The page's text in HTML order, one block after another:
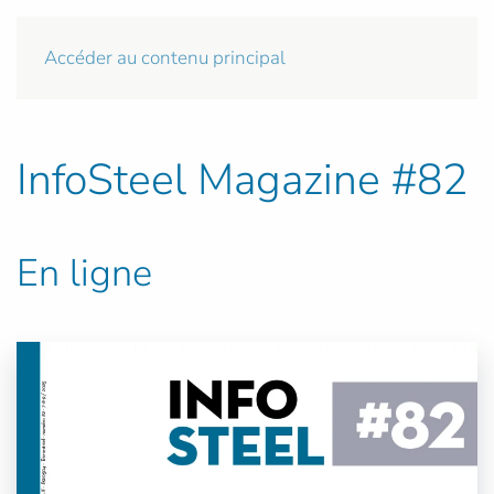
Accéder au contenu principal
InfoSteel Magazine #82
En ligne